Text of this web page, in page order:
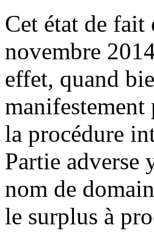
Cet état de fait
novembre
effet, quand
manifestement
la procédure
Partie adverse
nom de
le surplus à